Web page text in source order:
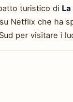
turistico di
Netflix che ha
per visitare i